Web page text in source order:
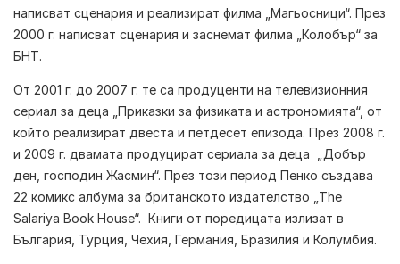
написват сценария и реализират филма „Магьосници“. През
2000 г. написват сценария и заснемат филма „Колобър“ за
БНТ.
От 2001 г. до 2007 г. те са продуценти на телевизионния
сериал за деца „Приказки за физиката и астрономията“, от
който реализират двеста и петдесет епизода. През 2008 г.
и 2009 г. двамата продуцират сериала за деца „Добър
ден, господин Жасмин“. През този период Пенко създава
22 комикс албума за британското издателство „The
Salariya Book House“. Книги от поредицата излизат в
България, Турция, Чехия, Германия, Бразилия и Колумбия.